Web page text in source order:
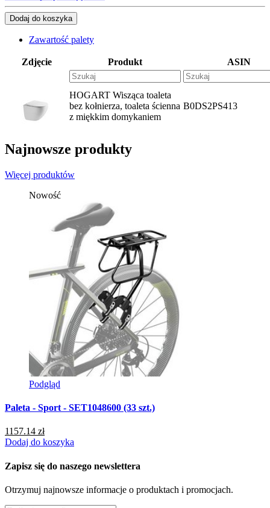
Dodaj do koszyka
Zawartość palety
Zdjęcie Produkt ASIN
HOGART Wisząca toaleta
bez kołnierza, toaleta ścienna
z miękkim domykaniem
B0DS2PS413
Najnowsze produkty
Więcej produktów
Nowość
Podgląd
Paleta - Sport - SET1048600 (33 szt.)
1157.14 zł
Dodaj do koszyka
Zapisz się do naszego newslettera
Otrzymuj najnowsze informacje o produktach i promocjach.